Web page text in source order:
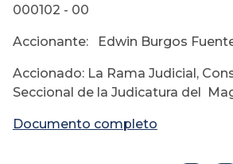
000102 - 00
Accionante: Edwin Burgos
Accionado: La Rama Judicial,
Seccional de la Judicatura del
Documento completo